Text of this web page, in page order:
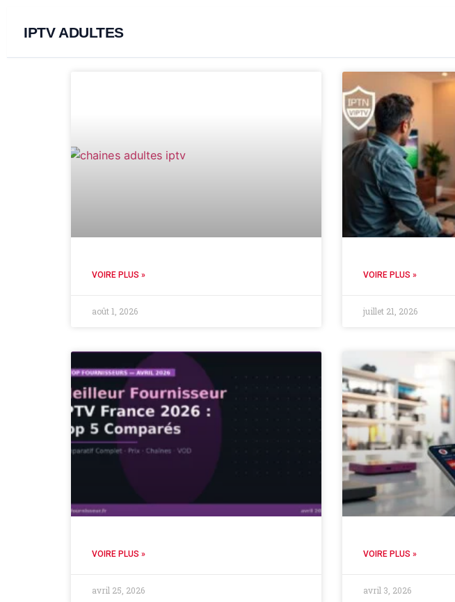
IPTV ADULTES
VOIRE PLUS »
août 1, 2026
VOIRE PLUS »
juillet 21, 2026
VOIRE PLUS »
avril 25, 2026
VOIRE PLUS »
avril 3, 2026